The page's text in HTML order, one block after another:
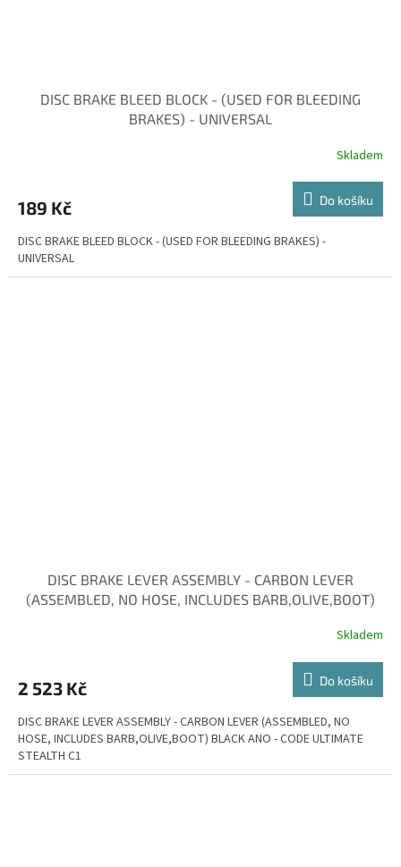
DISC BRAKE BLEED BLOCK - (USED FOR BLEEDING
BRAKES) - UNIVERSAL
Skladem
189 Kč Do košíku
DISC BRAKE BLEED BLOCK - (USED FOR BLEEDING BRAKES) -
UNIVERSAL
DISC BRAKE LEVER ASSEMBLY - CARBON LEVER
(ASSEMBLED, NO HOSE, INCLUDES BARB,OLIVE,BOOT)
Skladem
2 523 Kč Do košíku
DISC BRAKE LEVER ASSEMBLY - CARBON LEVER (ASSEMBLED, NO
HOSE, INCLUDES BARB,OLIVE,BOOT) BLACK ANO - CODE ULTIMATE
STEALTH C1